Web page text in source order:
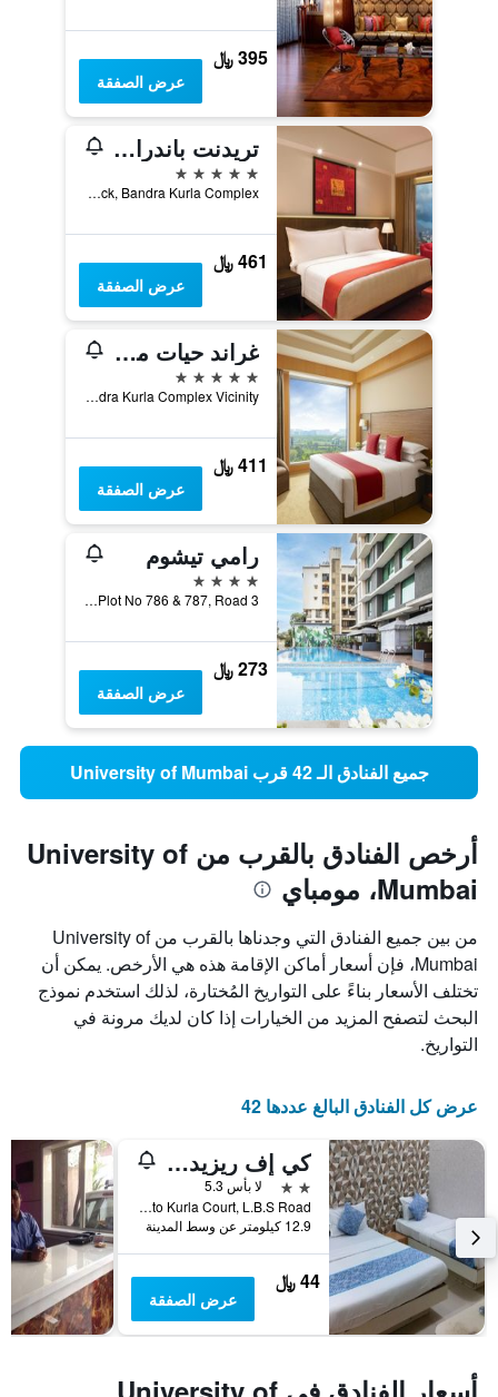
395 ﷼
عرض الصفقة
تريدنت باندرا كورلا
5 نجوم
C-56, G Block, Bandra Kurla Complex, مومباي, الهند
461 ﷼
عرض الصفقة
غراند حيات مومباي هوتل آند ريزيدنسيز
5 نجوم
Bandra Kurla Complex Vicinity, مومباي, الهند
411 ﷼
عرض الصفقة
رامي تيشوم
4 نجوم
Plot No 786 & 787, Road 3, مومباي, الهند
273 ﷼
عرض الصفقة
جميع الفنادق الـ 42 قرب University of Mumbai
أرخص الفنادق بالقرب من University of
Mumbai، مومباي
من بين جميع الفنادق التي وجدناها بالقرب من University of
Mumbai، فإن أسعار أماكن الإقامة هذه هي الأرخص. يمكن أن
تختلف الأسعار بناءً على التواريخ المُختارة، لذلك استخدم نموذج
البحث لتصفح المزيد من الخيارات إذا كان لديك مرونة في
التواريخ.
عرض كل الفنادق البالغ عددها 42
كي إف ريزيدانسي
2 نجمتين
لا بأس 5.3
Next to Kurla Court, L.B.S Road, مومباي, الهند
12.9 كيلومتر عن وسط المدينة
44 ﷼
عرض الصفقة